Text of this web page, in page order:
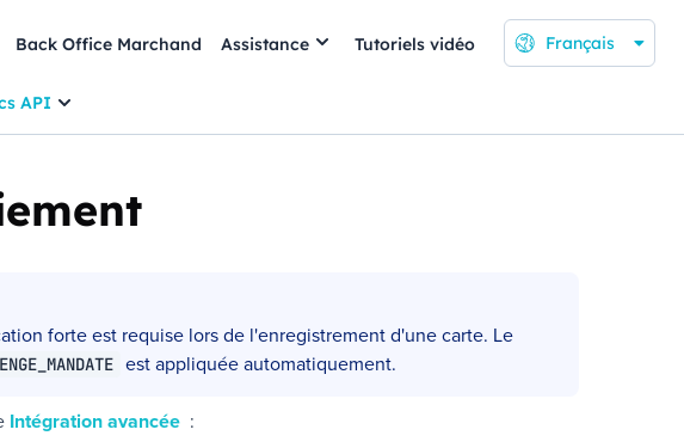
Back Office Marchand Assistance Tutoriels vidéo Français
API
forte est requise lors de l'enregistrement d'une carte. Le
est appliquée automatiquement.
Intégration avancée :